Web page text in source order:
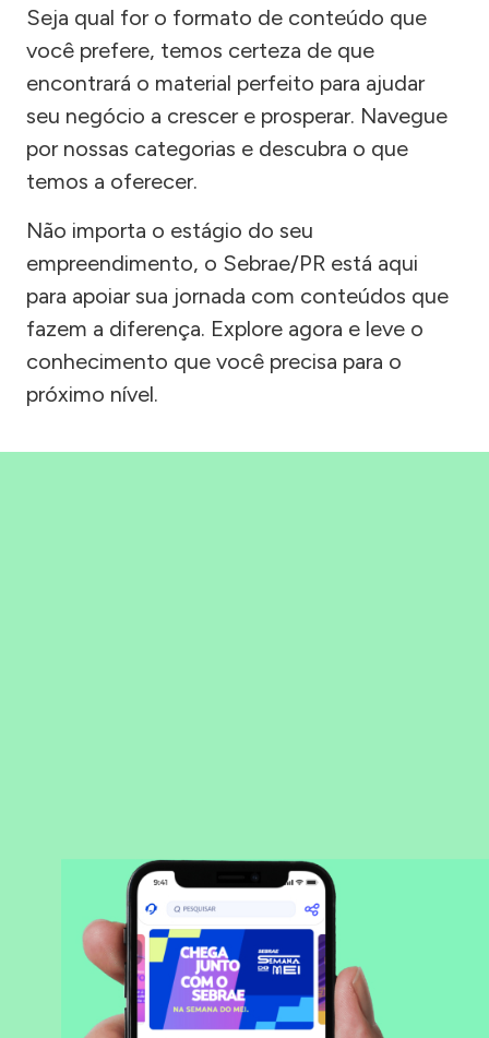
Seja qual for o formato de conteúdo que
você prefere, temos certeza de que
encontrará o material perfeito para ajudar
seu negócio a crescer e prosperar. Navegue
por nossas categorias e descubra o que
temos a oferecer.
Não importa o estágio do seu
empreendimento, o Sebrae/PR está aqui
para apoiar sua jornada com conteúdos que
fazem a diferença. Explore agora e leve o
conhecimento que você precisa para o
próximo nível.